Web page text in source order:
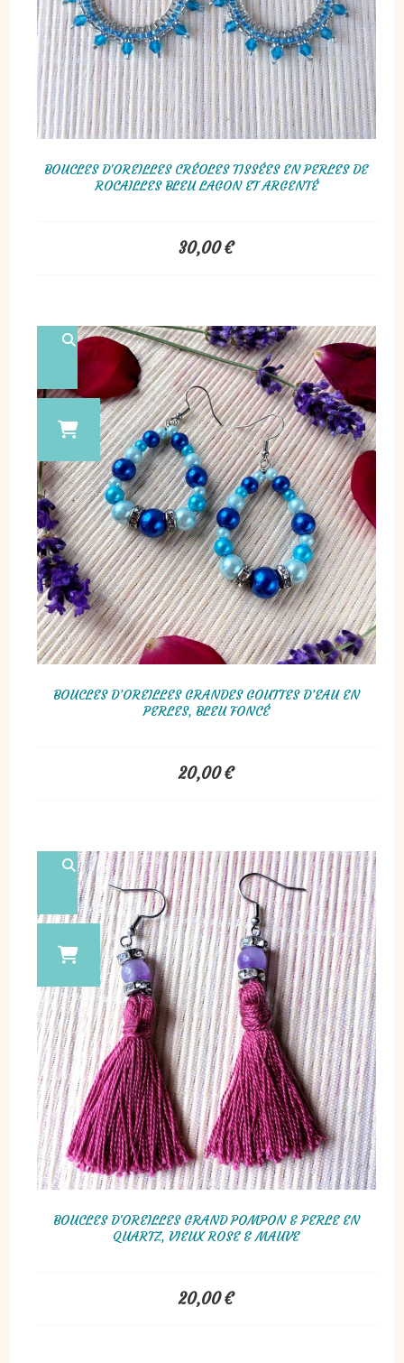
BOUCLES D'OREILLES CRÉOLES TISSÉES EN PERLES DE
ROCAILLES BLEU LAGON ET ARGENTÉ
30,00€
BOUCLES D’OREILLES GRANDES GOUTTES D’EAU EN
PERLES, BLEU FONCÉ
20,00€
BOUCLES D'OREILLES GRAND POMPON & PERLE EN
QUARTZ, VIEUX ROSE & MAUVE
20,00€